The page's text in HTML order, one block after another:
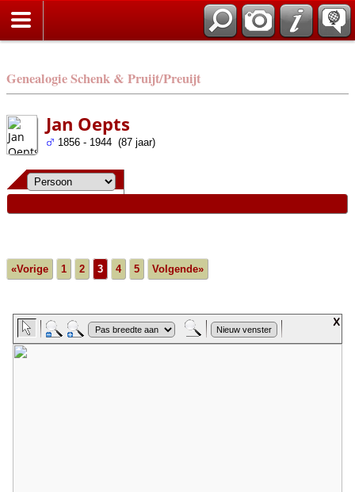
Genealogie Schenk & Pruijt/Preuijt
Jan Oepts
1856 - 1944 (87 jaar)
«Vorige 1 2 3 4 5 Volgende»